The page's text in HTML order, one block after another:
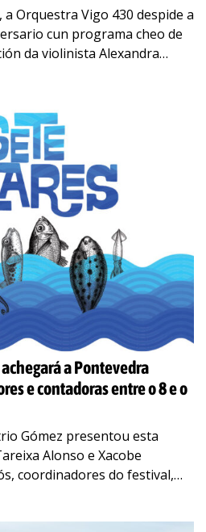
a Orquestra Vigo 430 despide a
cun programa cheo de
da violinista Alexandra
a Pontevedra
e contadoras entre o 8 e o
Gómez presentou esta
Alonso e Xacobe
coordinadores do festival,